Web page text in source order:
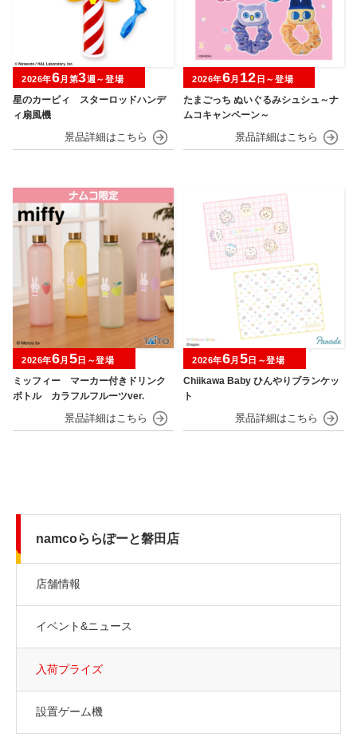
星のカービィ スターロッドハンデ
ィ扇風機
2026年6月第3週～登場
たまごっち ぬいぐるみシュシュ～ナ
ムコキャンペーン～
2026年6月 12 日～登場
ミッフィー マーカー付きドリンク
ボトル カラフルフルーツver.
2026年6月 5 日～登場
Chiikawa Baby ひんやりブランケッ
ト
2026年6月 5 日～登場
namcoららぽーと磐田店
店舗情報
イベント&ニュース
入荷プライズ
設置ゲーム機